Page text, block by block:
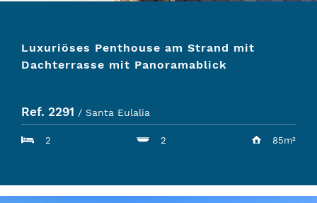
Luxuriöses Penthouse am Strand mit
Dachterrasse mit Panoramablick
Ref. 2291 / Santa Eulalia
2 2 85m²